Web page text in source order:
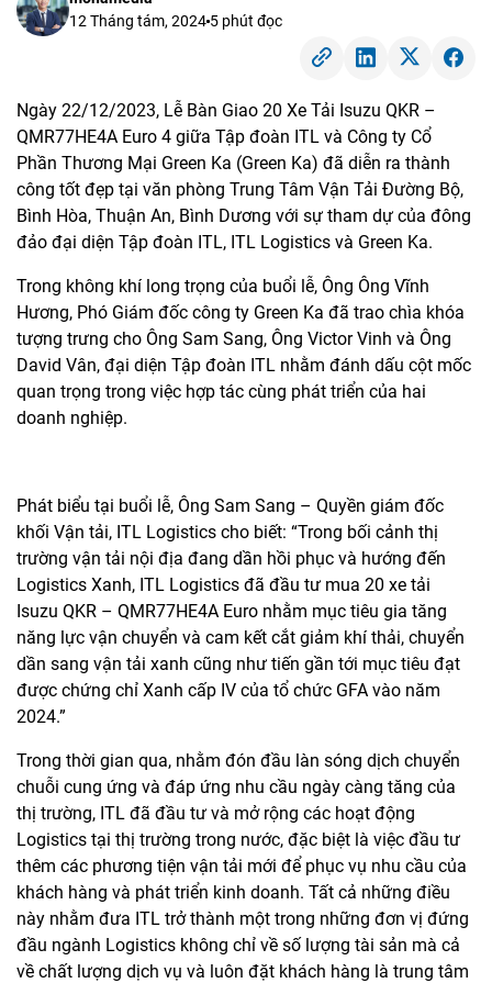
Một thành viên của Tập đoàn ITL
ĐIỆN THOẠI1900 633391
HỖ TRỢ:contact@itllogistics.vn
12 Tháng tám, 2024 5 phút đọc
Ngày 22/12/2023, Lễ Bàn Giao 20 Xe Tải Isuzu QKR –
QMR77HE4A Euro 4 giữa Tập đoàn ITL và Công ty Cổ
Phần Thương Mại Green Ka (Green Ka) đã diễn ra thành
công tốt đẹp tại văn phòng Trung Tâm Vận Tải Đường Bộ,
Bình Hòa, Thuận An, Bình Dương với sự tham dự của đông
đảo đại diện Tập đoàn ITL, ITL Logistics và Green Ka.
Trong không khí long trọng của buổi lễ, Ông Ông Vĩnh
Hương, Phó Giám đốc công ty Green Ka đã trao chìa khóa
tượng trưng cho Ông Sam Sang, Ông Victor Vinh và Ông
David Vân, đại diện Tập đoàn ITL nhằm đánh dấu cột mốc
quan trọng trong việc hợp tác cùng phát triển của hai
doanh nghiệp.
Phát biểu tại buổi lễ, Ông Sam Sang – Quyền giám đốc
khối Vận tải, ITL Logistics cho biết: “Trong bối cảnh thị
trường vận tải nội địa đang dần hồi phục và hướng đến
Logistics Xanh, ITL Logistics đã đầu tư mua 20 xe tải
Isuzu QKR – QMR77HE4A Euro nhằm mục tiêu gia tăng
năng lực vận chuyển và cam kết cắt giảm khí thải, chuyển
dần sang vận tải xanh cũng như tiến gần tới mục tiêu đạt
được chứng chỉ Xanh cấp IV của tổ chức GFA vào năm
2024.”
Trong thời gian qua, nhằm đón đầu làn sóng dịch chuyển
chuỗi cung ứng và đáp ứng nhu cầu ngày càng tăng của
thị trường, ITL đã đầu tư và mở rộng các hoạt động
Logistics tại thị trường trong nước, đặc biệt là việc đầu tư
thêm các phương tiện vận tải mới để phục vụ nhu cầu của
khách hàng và phát triển kinh doanh. Tất cả những điều
này nhằm đưa ITL trở thành một trong những đơn vị đứng
đầu ngành Logistics không chỉ về số lượng tài sản mà cả
về chất lượng dịch vụ và luôn đặt khách hàng là trung tâm